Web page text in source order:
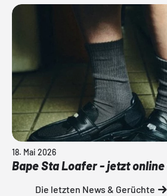
18. Mai 2026
Bape Sta Loafer - jetzt online
Die letzten News & Gerüchte